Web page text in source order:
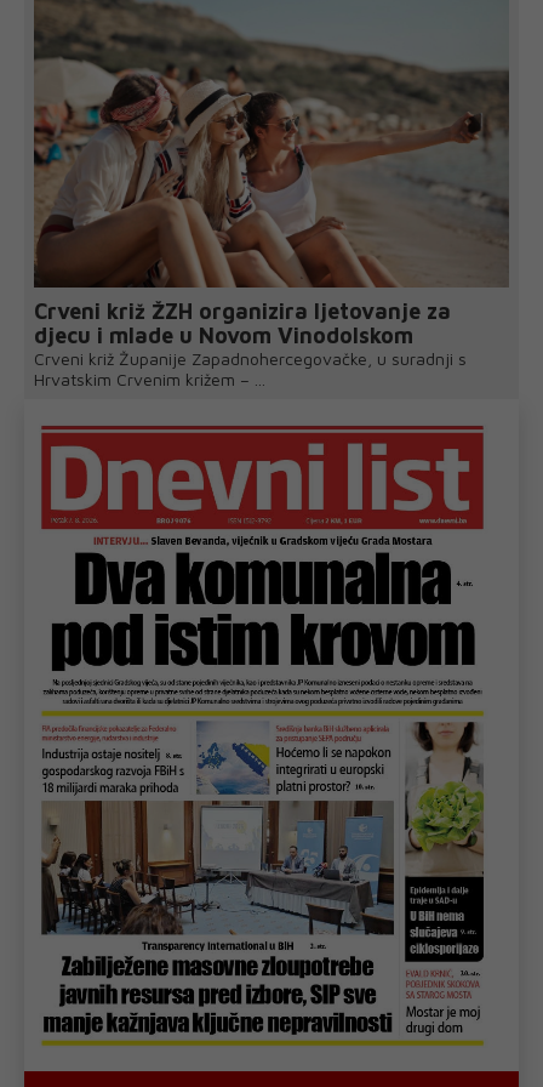
Crveni križ ŽZH organizira ljetovanje za
djecu i mlade u Novom Vinodolskom
Crveni križ Županije Zapadnohercegovačke, u suradnji s
Hrvatskim Crvenim križem – ...